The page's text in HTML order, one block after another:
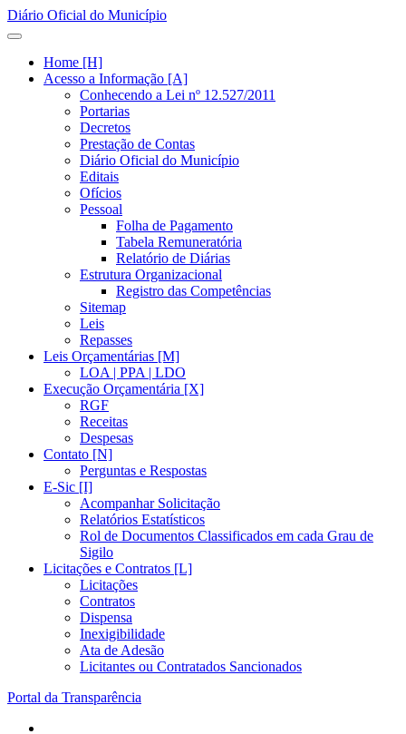
Diário Oficial do Município
Home [H]
Acesso a Informação [A]
Conhecendo a Lei nº 12.527/2011
Portarias
Decretos
Prestação de Contas
Diário Oficial do Município
Editais
Ofícios
Pessoal
Folha de Pagamento
Tabela Remuneratória
Relatório de Diárias
Estrutura Organizacional
Registro das Competências
Sitemap
Leis
Repasses
Leis Orçamentárias [M]
LOA | PPA | LDO
Execução Orçamentária [X]
RGF
Receitas
Despesas
Contato [N]
Perguntas e Respostas
E-Sic [I]
Acompanhar Solicitação
Relatórios Estatísticos
Rol de Documentos Classificados em cada Grau de
Sigilo
Licitações e Contratos [L]
Licitações
Contratos
Dispensa
Inexigibilidade
Ata de Adesão
Licitantes ou Contratados Sancionados
Portal da Transparência